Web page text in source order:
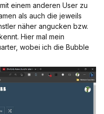
einem anderen User zu
als auch die jeweils
näher angucken bzw.
Hier mal mein
wobei ich die Bubble